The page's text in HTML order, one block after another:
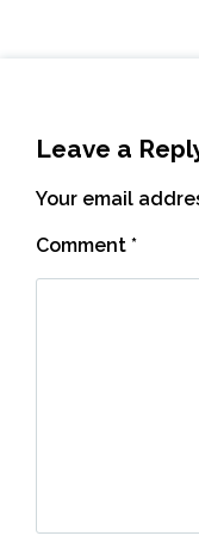
Leave a
Your email
Comment *